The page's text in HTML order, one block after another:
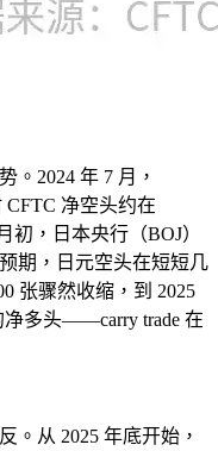
。2024 年 7 月，
CFTC 净空头约在
初，日本央行（BOJ）
期，日元空头在短短几
张骤然收缩，到 2025
净多头——carry trade 在
。从 2025 年底开始，